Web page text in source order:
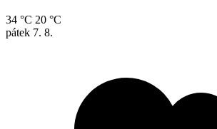
34 °C 20 °C
pátek 7. 8.